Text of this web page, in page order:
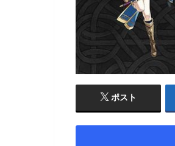
ポスト